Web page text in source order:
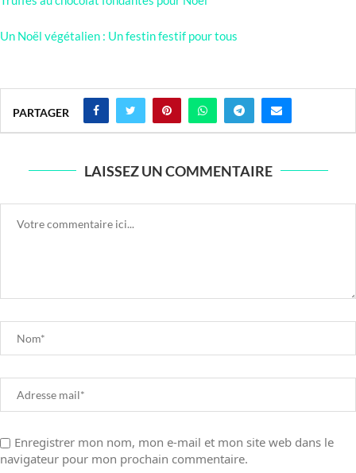
Un Noël végétalien : Un festin festif pour tous
PARTAGER
LAISSEZ UN COMMENTAIRE
Enregistrer mon nom, mon e-mail et mon site web dans le
navigateur pour mon prochain commentaire.